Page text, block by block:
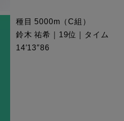
種目 5000m（C組）
鈴木 祐希｜19位｜タイム
14′13″86